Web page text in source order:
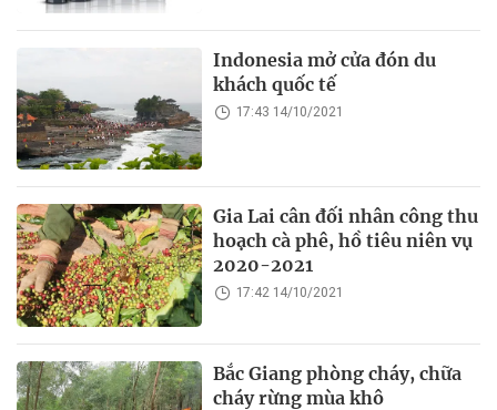
Indonesia mở cửa đón du
khách quốc tế
17:43 14/10/2021
Gia Lai cân đối nhân công thu
hoạch cà phê, hồ tiêu niên vụ
2020-2021
17:42 14/10/2021
Bắc Giang phòng cháy, chữa
cháy rừng mùa khô